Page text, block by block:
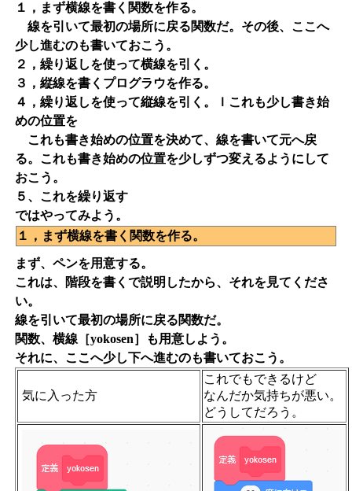
１，まず横線を書く関数を作る。
線を引いて最初の場所に戻る関数だ。その後、ここへ
少し進むのも書いておこう。
２，繰り返しを使って横線を引く。
３，縦線を書くプログラウを作る。
４，繰り返しを使って縦線を引く。ｌこれも少し書き始
めの位置を
これも書き始めの位置を決めて、線を書いて元へ戻
る。これも書き始めの位置を少しずつ変えるようにして
おこう。
５、これを繰り返す
ではやってみよう。
１，まず横線を書く関数を作る。
まず、ペンを用意する。
これは、階段を書くで説明したから、それを見てくださ
い。
線を引いて最初の場所に戻る関数だ。
関数、横線［yokosen］も用意しよう。
それに、ここへ少し下へ進むのも書いておこう。
気に入った方
これでもできるけど
なんだか気持ちが悪い。
どうしてだろう。